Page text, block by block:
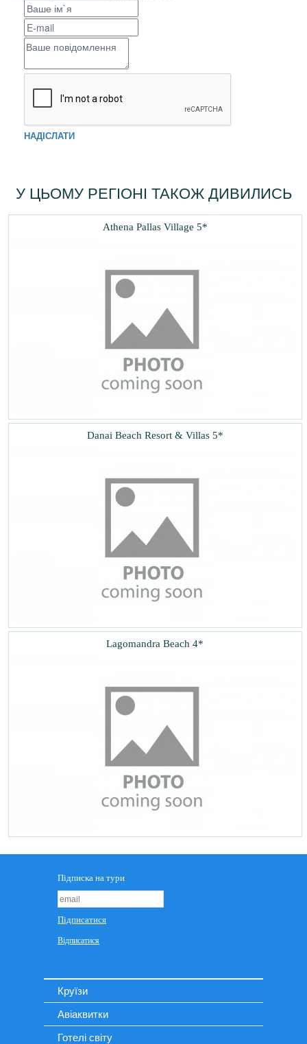
НАДІСЛАТИ
У ЦЬОМУ РЕГІОНІ ТАКОЖ ДИВИЛИСЬ
Athena Pallas Village 5*
Danai Beach Resort & Villas 5*
Lagomandra Beach 4*
Круїзи
Авіаквитки
Готелі світу